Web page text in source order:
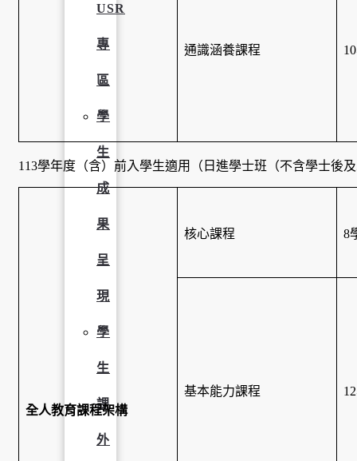
USR
專
區
學
生
成
果
呈
現
學
生
課
外
通識涵養課程
113學年度（含）前入學生適用（日進學士班（不含學士後
全人教育課程架構
核心課程 8
基本能力課程